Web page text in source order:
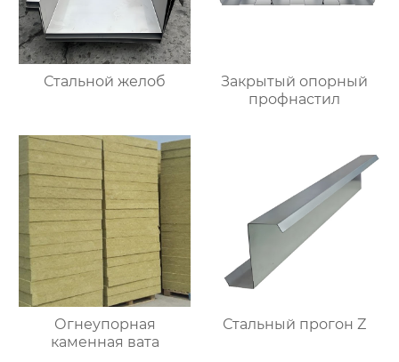
Стальной желоб
Закрытый опорный
профнастил
Огнеупорная
каменная вата
Стальный прогон Z